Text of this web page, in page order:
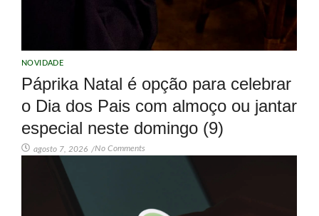
NOVIDADE
Páprika Natal é opção para celebrar
o Dia dos Pais com almoço ou jantar
especial neste domingo (9)
agosto 7, 2026 /No Comments